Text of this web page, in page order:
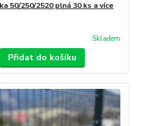
50/250/2520 plná 30 ks a více
Skladem
Přidat do košíku